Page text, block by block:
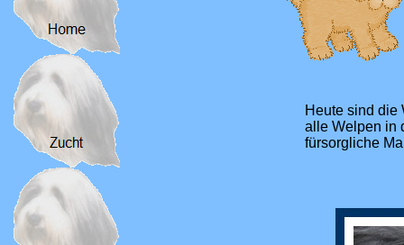
Heute sind die
alle Welpen in
fürsorgliche